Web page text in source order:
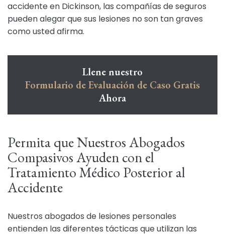
accidente en Dickinson, las compañías de seguros
pueden alegar que sus lesiones no son tan graves
como usted afirma.
Llene nuestro
Formulario de Evaluación de Caso Gratis
Ahora
Permita que Nuestros Abogados
Compasivos Ayuden con el
Tratamiento Médico Posterior al
Accidente
Nuestros abogados de lesiones personales
entienden las diferentes tácticas que utilizan las